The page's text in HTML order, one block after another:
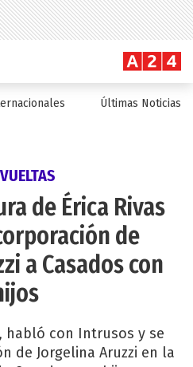
Últimas Noticias
de Érica Rivas
de
a Casados con
habló con Intrusos y se
de Jorgelina Aruzzi en la